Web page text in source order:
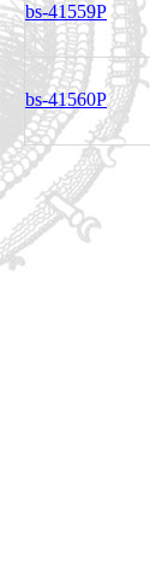
bs-41559P
bs-41560P